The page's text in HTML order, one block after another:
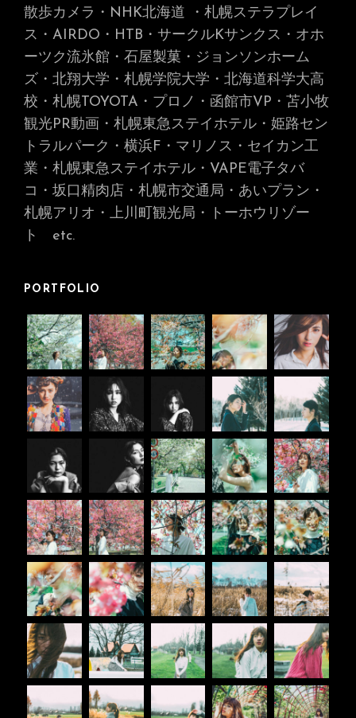
散歩カメラ・NHK北海道
・札幌ステラプレイ
ス・AIRDO・HTB・サークルKサンクス・オホ
ーツク流氷館・石屋製菓・ジョンソンホーム
ズ・北翔大学・札幌学院大学・北海道科学大高
校・札幌TOYOTA・プロノ・函館市VP・苫小牧
観光PR動画・札幌東急ステイホテル・姫路セン
トラルパーク・横浜F・マリノス・セイカン工
業・札幌東急ステイホテル・VAPE電子タバ
コ・坂口精肉店・札幌市交通局・あいプラン・
札幌アリオ・上川町観光局・トーホウリゾー
ト
etc.
PORTFOLIO